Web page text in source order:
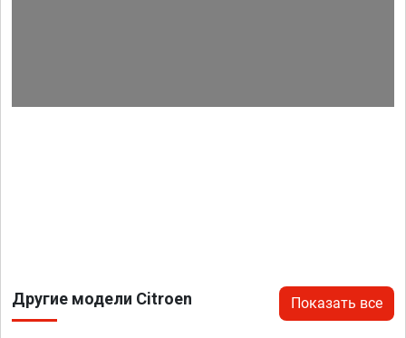
Другие модели Citroen Показать все